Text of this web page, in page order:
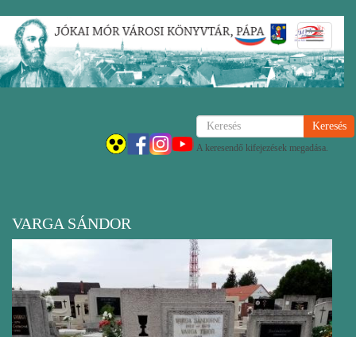
Ugrás
tartalomra
Keresés
A keresendő kifejezések megadása.
VARGA SÁNDOR